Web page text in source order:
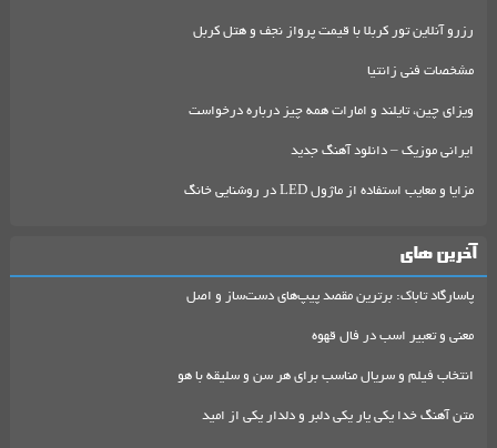
رزرو آنلاین تور کربلا با قیمت پرواز نجف و هتل کربل
مشخصات فنی زانتیا
ویزای چین، تایلند و امارات همه چیز درباره درخواست
ایرانی موزیک – دانلود آهنگ جدید
مزایا و معایب استفاده از ماژول LED در روشنایی خانگ
آخرین های
پاسارگاد تاباک: برترین مقصد پیپ‌های دست‌ساز و اصل
معنی و تعبیر اسب در فال قهوه
انتخاب فیلم و سریال مناسب برای هر سن و سلیقه با هو
متن آهنگ خدا یکی یار یکی دلبر و دلدار یکی از امید